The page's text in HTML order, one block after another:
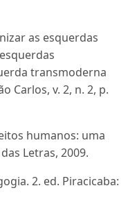
as esquerdas
transmoderna
Carlos, v. 2, n. 2, p.
humanos: uma
Letras, 2009.
2. ed. Piracicaba: